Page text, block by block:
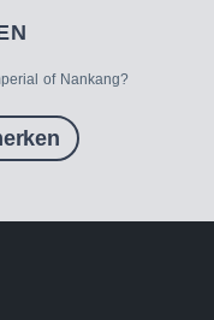
of Nankang?